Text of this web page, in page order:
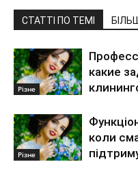
СТАТТІ ПО ТЕМІ
Різне
какие
Різне
коли